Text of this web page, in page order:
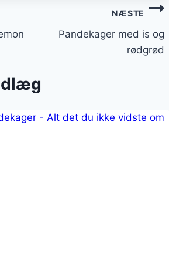
NÆSTE
Pandekager med is og
rødgrød